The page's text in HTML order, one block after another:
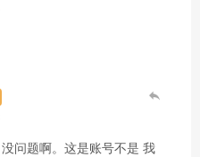
问题啊。这是账号不是 我